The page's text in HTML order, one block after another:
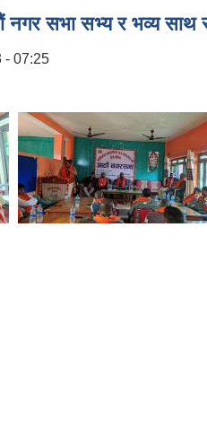
नगर सभा सभ्य र भव्य साथ
- 07:25